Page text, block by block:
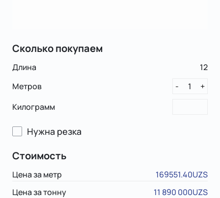
Сколько покупаем
Длина
12
Метров
- 1
+
Килограмм
Нужна резка
Стоимость
Цена за метр
169551.40UZS
Цена за тонну
11 890 000UZS